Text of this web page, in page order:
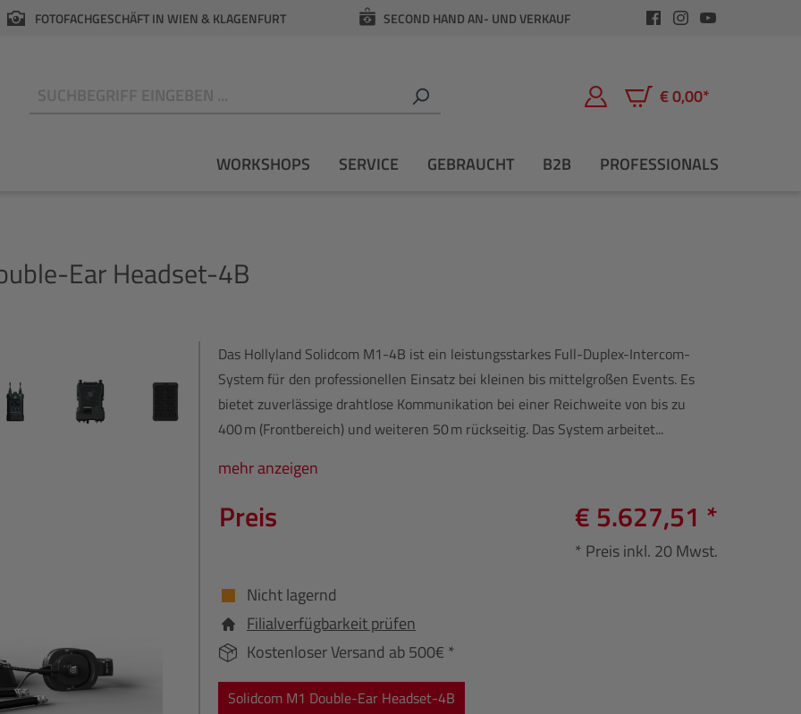
FOTOFACHGESCHÄFT IN WIEN & KLAGENFURT SECOND HAND AN- UND VERKAUF
€ 0,00*
Warenkorb enthält 0
WORKSHOPS SERVICE GEBRAUCHT B2B PROFESSIONALS
Ear Headset-4B
Das Hollyland Solidcom M1-4B ist ein leistungsstarkes Full-Duplex-Intercom-
System für den professionellen Einsatz bei kleinen bis mittelgroßen Events. Es
bietet zuverlässige drahtlose Kommunikation bei einer Reichweite von bis zu
400 m (Frontbereich) und weiteren 50 m rückseitig. Das System arbeitet...
mehr anzeigen
Preis € 5.627,51 *
* Preis inkl. 20 Mwst.
Nicht lagernd
Filialverfügbarkeit prüfen
Kostenloser Versand ab 500€ *
Solidcom M1 Double-Ear Headset-4B